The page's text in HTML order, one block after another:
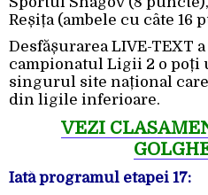
Reșița (ambele cu câte 16
Desfășurarea LIVE-TEXT
campionatul Ligii 2 o poți
singurul site național
din ligile inferioare.
VEZI
Iată programul etapei 17: